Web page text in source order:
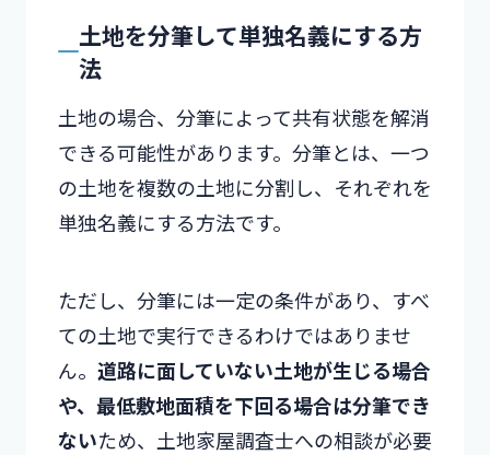
土地を分筆して単独名義にする方
法
土地の場合、分筆によって共有状態を解消
できる可能性があります。分筆とは、一つ
の土地を複数の土地に分割し、それぞれを
単独名義にする方法です。
ただし、分筆には一定の条件があり、すべ
ての土地で実行できるわけではありませ
ん。 道路に面していない土地が生じる場合
や、最低敷地面積を下回る場合は分筆でき
ないため、土地家屋調査士への相談が必要